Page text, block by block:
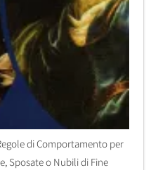
di Comportamento per
Sposate o Nubili di Fine